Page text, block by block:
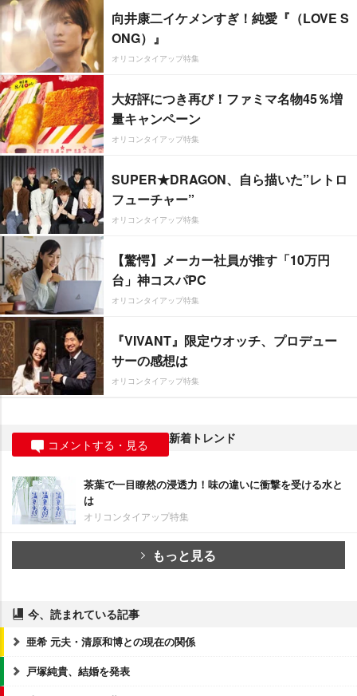
向井康二イケメンすぎ！純愛『（LOVE S
ONG）』
オリコンタイアップ特集
大好評につき再び！ファミマ名物45％増
量キャンペーン
オリコンタイアップ特集
SUPER★DRAGON、自ら描いた”レトロ
フューチャー”
オリコンタイアップ特集
【驚愕】メーカー社員が推す「10万円
台」神コスパPC
オリコンタイアップ特集
『VIVANT』限定ウオッチ、プロデュー
サーの感想は
オリコンタイアップ特集
コメントする・見る 新着トレンド
茶葉で一目瞭然の浸透力！味の違いに衝撃を受ける水と
は
オリコンタイアップ特集
もっと見る
今、読まれている記事
亜希 元夫・清原和博との現在の関係
戸塚純貴、結婚を発表